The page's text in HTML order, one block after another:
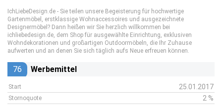
IchLiebeDesign.de - Sie teilen unsere Begeisterung für hochwertige
Gartenmöbel, erstklassige Wohnaccessoires und ausgezeichnete
Designermöbel? Dann heißen wir Sie herzlich willkommen bei
ichliebedesign.de, dem Shop für ausgewählte Einrichtung, exklusiven
Wohndekorationen und großartigen Outdoormöbeln, die Ihr Zuhause
aufwerten und an denen Sie sich täglich aufs Neue erfreuen können.
76 Werbemittel
Start 25.01.2017
Stornoquote 2 %